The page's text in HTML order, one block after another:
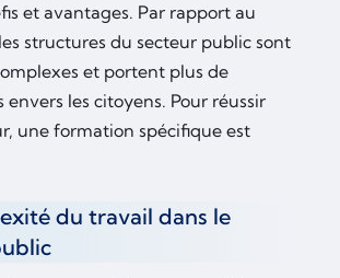
et avantages. Par rapport au
structures du secteur public sont
et portent plus de
envers les citoyens. Pour réussir
une formation spécifique est
du travail dans le